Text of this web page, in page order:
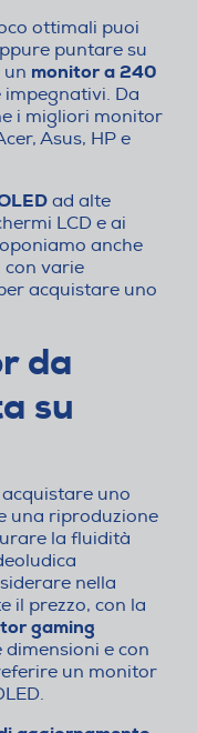
ottimali puoi
puntare su
un monitor a 240
Da
i migliori monitor
Asus, HP e
ad alte
LCD e ai
anche
con varie
acquistare uno
da
su
uno
una riproduzione
la fluidità
nella
il prezzo, con la
gaming
dimensioni e con
un monitor